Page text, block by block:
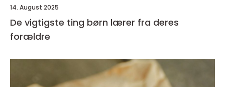
14. August 2025
De vigtigste ting børn lærer fra deres
forældre